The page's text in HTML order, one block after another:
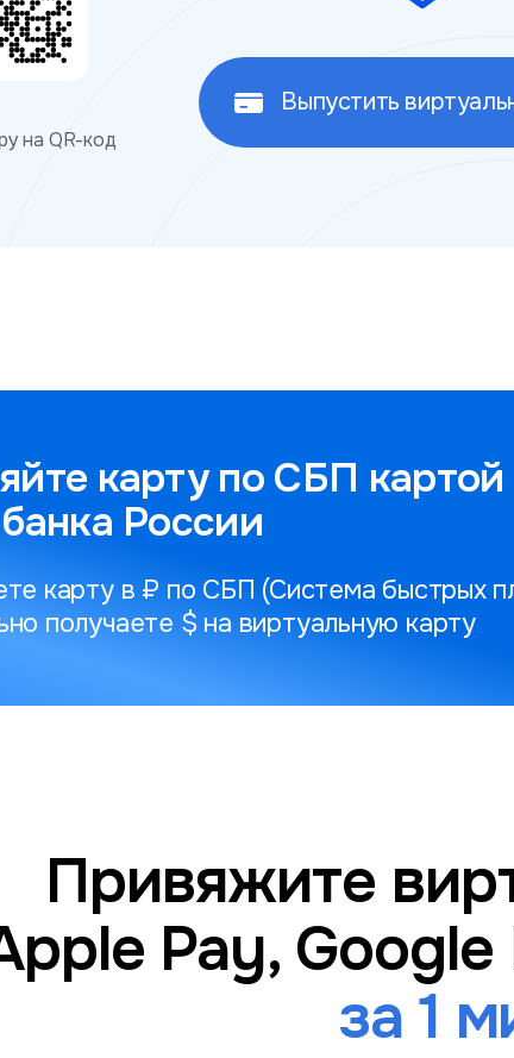
на QR-код
Выпустить
карту по СБП картой
России
карту в ₽ по СБП (Система быстрых
получаете $ на виртуальную карту
Привяжите
Pay,
за 1